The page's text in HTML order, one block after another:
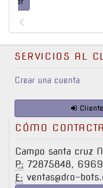
SERVICIOS AL
Crear una cuenta
CÓMO
Campo santa cruz
P: 72875848,
E: ventas@dro-